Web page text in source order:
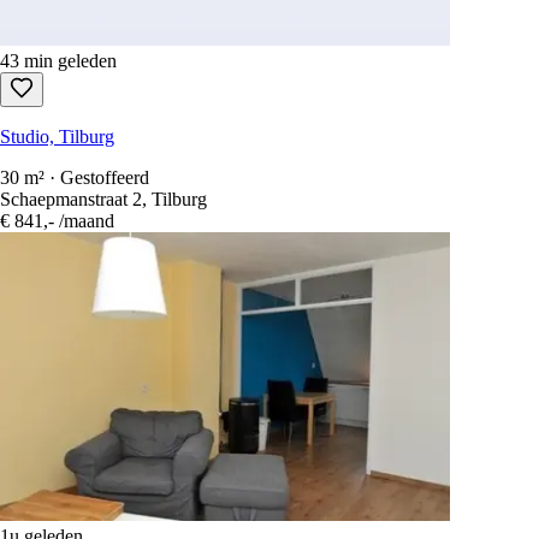
43 min geleden
Studio, Tilburg
30 m² · Gestoffeerd
Schaepmanstraat 2, Tilburg
€ 841,- /maand